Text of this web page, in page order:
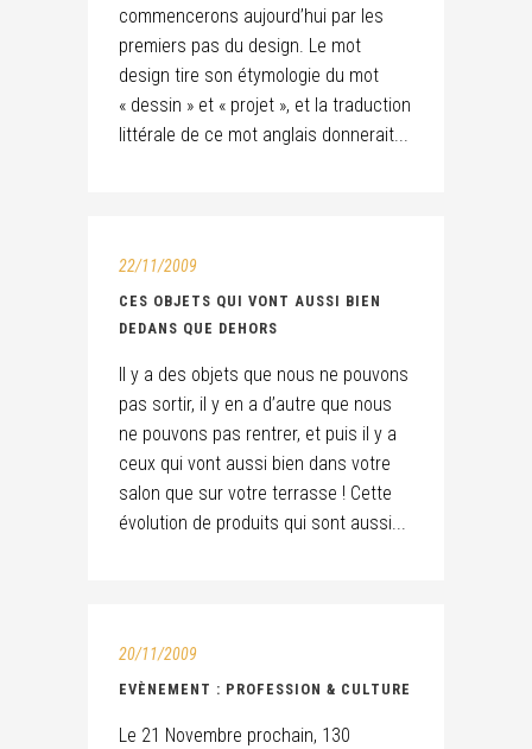
commencerons aujourd’hui par les
premiers pas du design. Le mot
design tire son étymologie du mot
« dessin » et « projet », et la traduction
littérale de ce mot anglais donnerait...
22/11/2009
CES OBJETS QUI VONT AUSSI BIEN
DEDANS QUE DEHORS
Il y a des objets que nous ne pouvons
pas sortir, il y en a d’autre que nous
ne pouvons pas rentrer, et puis il y a
ceux qui vont aussi bien dans votre
salon que sur votre terrasse ! Cette
évolution de produits qui sont aussi...
20/11/2009
EVÈNEMENT : PROFESSION & CULTURE
Le 21 Novembre prochain, 130